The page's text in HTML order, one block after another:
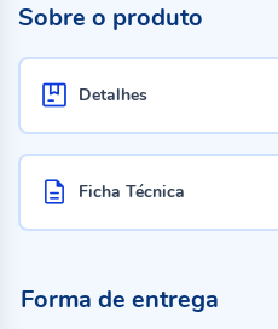
Sobre o produto
Detalhes
Ficha Técnica
Forma de entrega